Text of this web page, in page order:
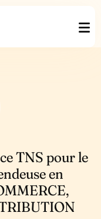
TNS pour le
en